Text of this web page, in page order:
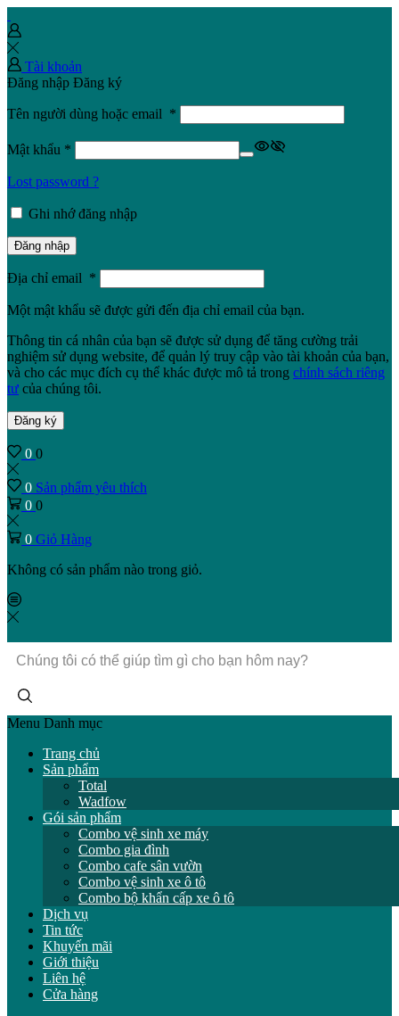
Tài khoản
Đăng nhập Đăng ký
Tên người dùng hoặc email *
Mật khẩu *
Lost password ?
Ghi nhớ đăng nhập
Đăng nhập
Địa chỉ email *
Một mật khẩu sẽ được gửi đến địa chỉ email của bạn.
Thông tin cá nhân của bạn sẽ được sử dụng để tăng cường trải
nghiệm sử dụng website, để quản lý truy cập vào tài khoản của bạn,
và cho các mục đích cụ thể khác được mô tả trong chính sách riêng
tư của chúng tôi.
Đăng ký
0 0
0 Sản phẩm yêu thích
0 0
0 Giỏ Hàng
Không có sản phẩm nào trong giỏ.
tìm
Menu Danh mục
Trang chủ
Sản phẩm
Total
Wadfow
Gói sản phẩm
Combo vệ sinh xe máy
Combo gia đình
Combo cafe sân vườn
Combo vệ sinh xe ô tô
Combo bộ khẩn cấp xe ô tô
Dịch vụ
Tin tức
Khuyến mãi
Giới thiệu
Liên hệ
Cửa hàng